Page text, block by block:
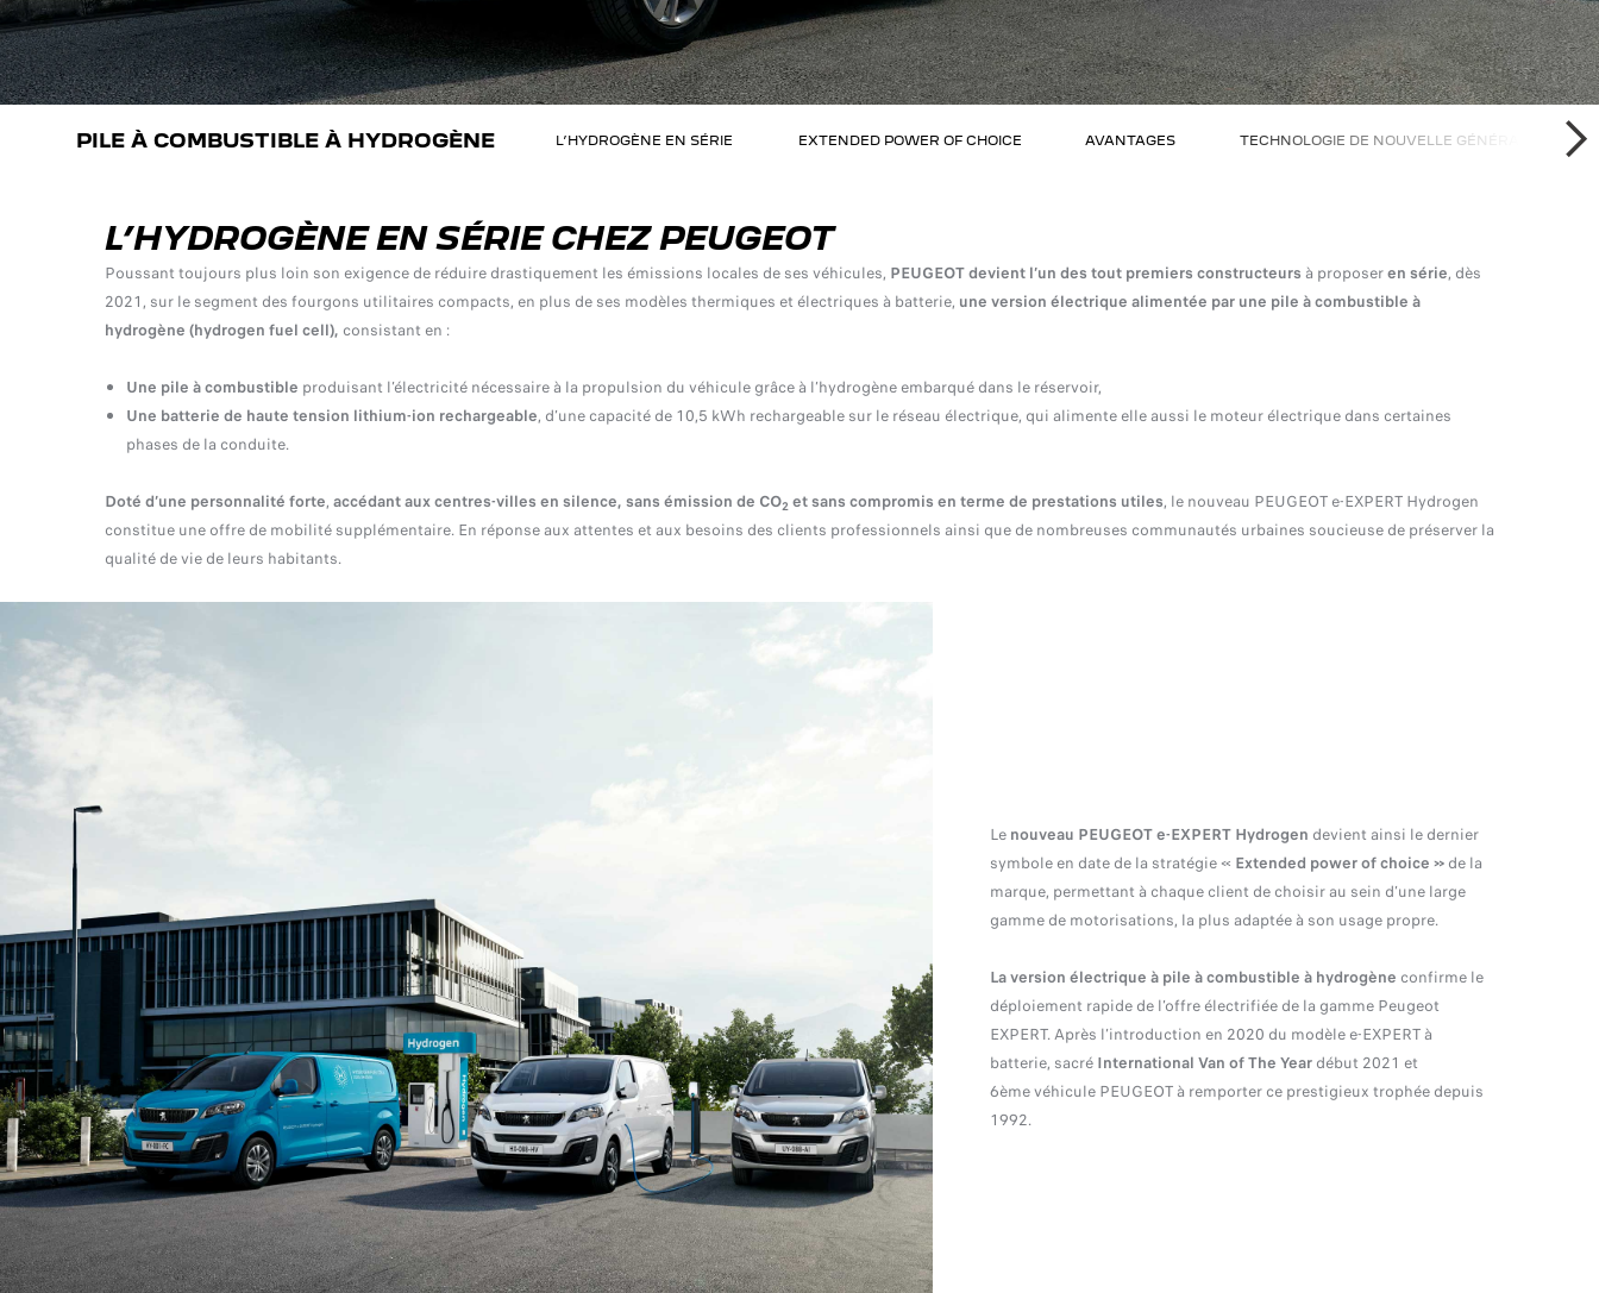
PILE À COMBUSTIBLE À HYDROGÈNE L’HYDROGÈNE EN SÉRIE EXTENDED POWER OF CHOICE AVANTAGES TECHNOLOGIE DE NOUVELLE GÉNÉRATION
L’HYDROGÈNE EN SÉRIE CHEZ PEUGEOT
Poussant toujours plus loin son exigence de réduire drastiquement les émissions locales de ses véhicules, PEUGEOT devient l’un des tout premiers constructeurs à proposeren série, dès
2021, sur le segment des fourgons utilitaires compacts, en plus de ses modèles thermiques et électriques à batterie, une version électrique alimentée par une pile à combustible à
hydrogène (hydrogen fuel cell), consistant en :
Une pile à combustible produisant l’électricité nécessaire à la propulsion du véhicule grâce à l’hydrogène embarqué dans le réservoir,
Une batterie de haute tension lithium-ion rechargeable, d’une capacité de 10,5 kWh rechargeable sur le réseau électrique, qui alimente elle aussi le moteur électrique dans certaines
phases de la conduite.
Doté d’une personnalité forte, accédant aux centres-villes en silence, sans émission de CO2 etsans compromis en terme de prestations utiles, le nouveau PEUGEOT e-EXPERT Hydrogen
constitue une offre de mobilité supplémentaire. En réponse aux attentes et aux besoins des clients professionnels ainsi que de nombreuses communautés urbaines soucieuse de préserver la
qualité de vie de leurs habitants.
Le nouveau PEUGEOT e-EXPERT Hydrogen devient ainsi le dernier
symbole en date de la stratégie « Extended power of choice » de la
marque, permettant à chaque client de choisir au sein d’une large
gamme de motorisations, la plus adaptée à son usage propre.
La version électrique à pile à combustible à hydrogène confirme le
déploiement rapide de l’offre électrifiée de la gamme Peugeot
EXPERT. Après l’introduction en 2020 du modèle e-EXPERT à
batterie, sacré International Van of The Year début 2021 et
6ème véhicule PEUGEOT à remporter ce prestigieux trophée depuis
1992.